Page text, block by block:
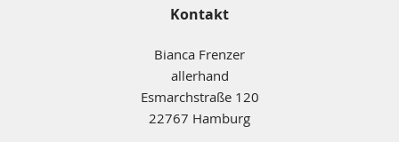
Kontakt
Bianca Frenzer
allerhand
Esmarchstraße 120
22767 Hamburg